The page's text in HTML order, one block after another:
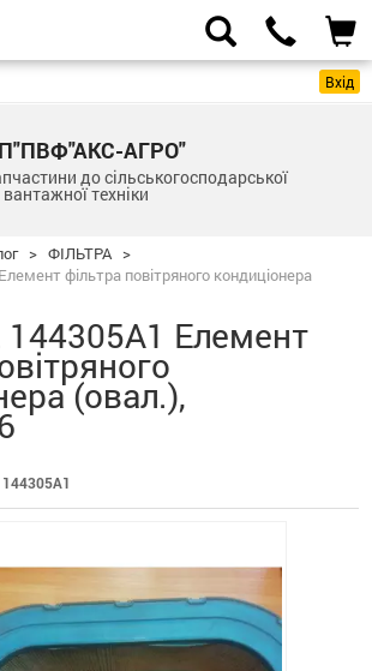
Вхід
АГРО"
до сільськогосподарської
техніки
> ФІЛЬТРА >
фільтра повітряного кондиціонера
Елемент
(овал.),